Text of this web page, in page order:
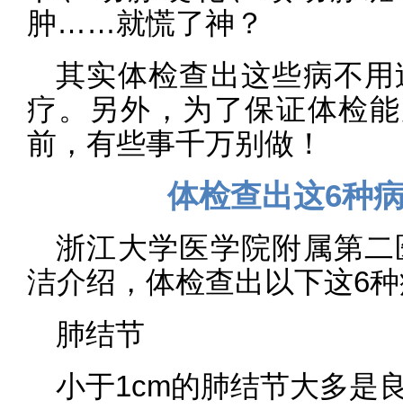
肿……就慌了神？
其实体检查出这些病不
疗。另外，为了保证体检
前，有些事千万别做！
体检查出这6种
浙江大学医学院附属第
洁介绍，体检查出以下这6
肺结节
小于1cm的肺结节大多是